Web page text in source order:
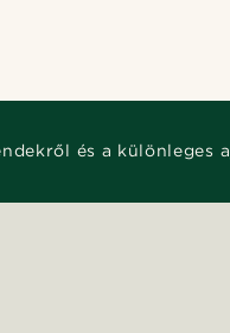
és a különleges